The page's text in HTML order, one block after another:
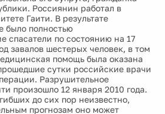
Россиянин работал в
Гаити. В результате
было полностью
спасатели по состоянию на 17
завалов шестерых человек, в том
помощь была оказана
сутки российские врачи
Разрушительное
произошло 12 января 2010 года.
до сих пор неизвестно,
прогнозам оно может